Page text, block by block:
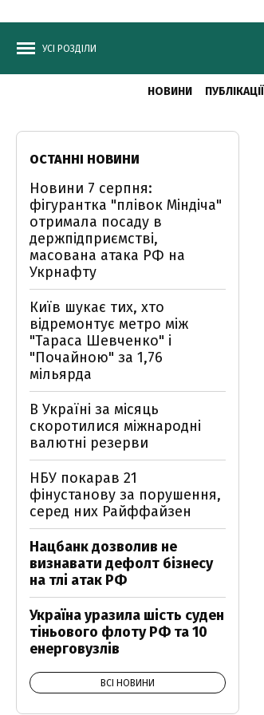
УСІ РОЗДІЛИ
НОВИНИ ПУБЛІКАЦІЇ
ОСТАННІ НОВИНИ
Новини 7 серпня:
фігурантка "плівок Міндіча"
отримала посаду в
держпідприємстві,
масована атака РФ на
Укрнафту
Київ шукає тих, хто
відремонтує метро між
"Тараса Шевченко" і
"Почайною" за 1,76
мільярда
В Україні за місяць
скоротилися міжнародні
валютні резерви
НБУ покарав 21
фінустанову за порушення,
серед них Райффайзен
Нацбанк дозволив не
визнавати дефолт бізнесу
на тлі атак РФ
Україна уразила шість суден
тіньового флоту РФ та 10
енерговузлів
ВСІ НОВИНИ